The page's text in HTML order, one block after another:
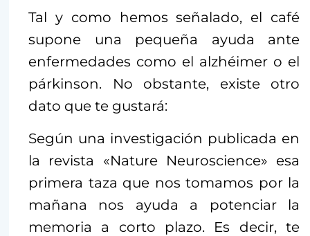
Tal y como hemos señalado, el café
supone una pequeña ayuda ante
enfermedades como el alzhéimer o el
párkinson. No obstante, existe otro
dato que te gustará:
Según una investigación publicada en
la revista «Nature Neuroscience» esa
primera taza que nos tomamos por la
mañana nos ayuda a potenciar la
memoria a corto plazo. Es decir, te